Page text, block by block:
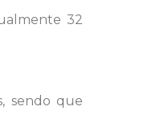
32
sendo que